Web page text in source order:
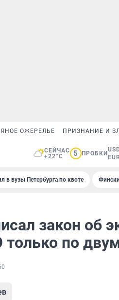
ОЖЕРЕЛЬЕ ПРИЗНАНИЕ И
СЕЙЧАС
+22°C
5 ПРОБКИ
в вузы Петербурга по квоте
закон об
только по